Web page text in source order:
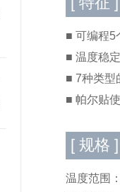
■ 可编程5
■ 温度稳
■ 7种类型
■ 帕尔贴
[ 规格 ]
温度范围